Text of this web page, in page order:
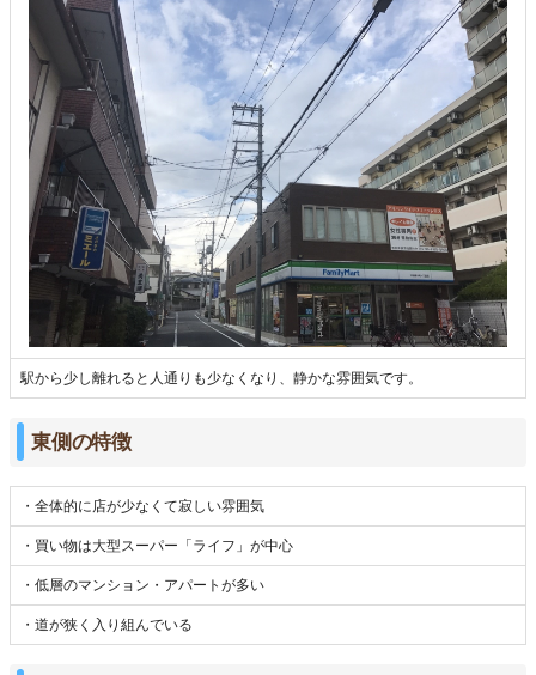
駅から少し離れると人通りも少なくなり、静かな雰囲気です。
東側の特徴
・全体的に店が少なくて寂しい雰囲気
・買い物は大型スーパー「ライフ」が中心
・低層のマンション・アパートが多い
・道が狭く入り組んでいる